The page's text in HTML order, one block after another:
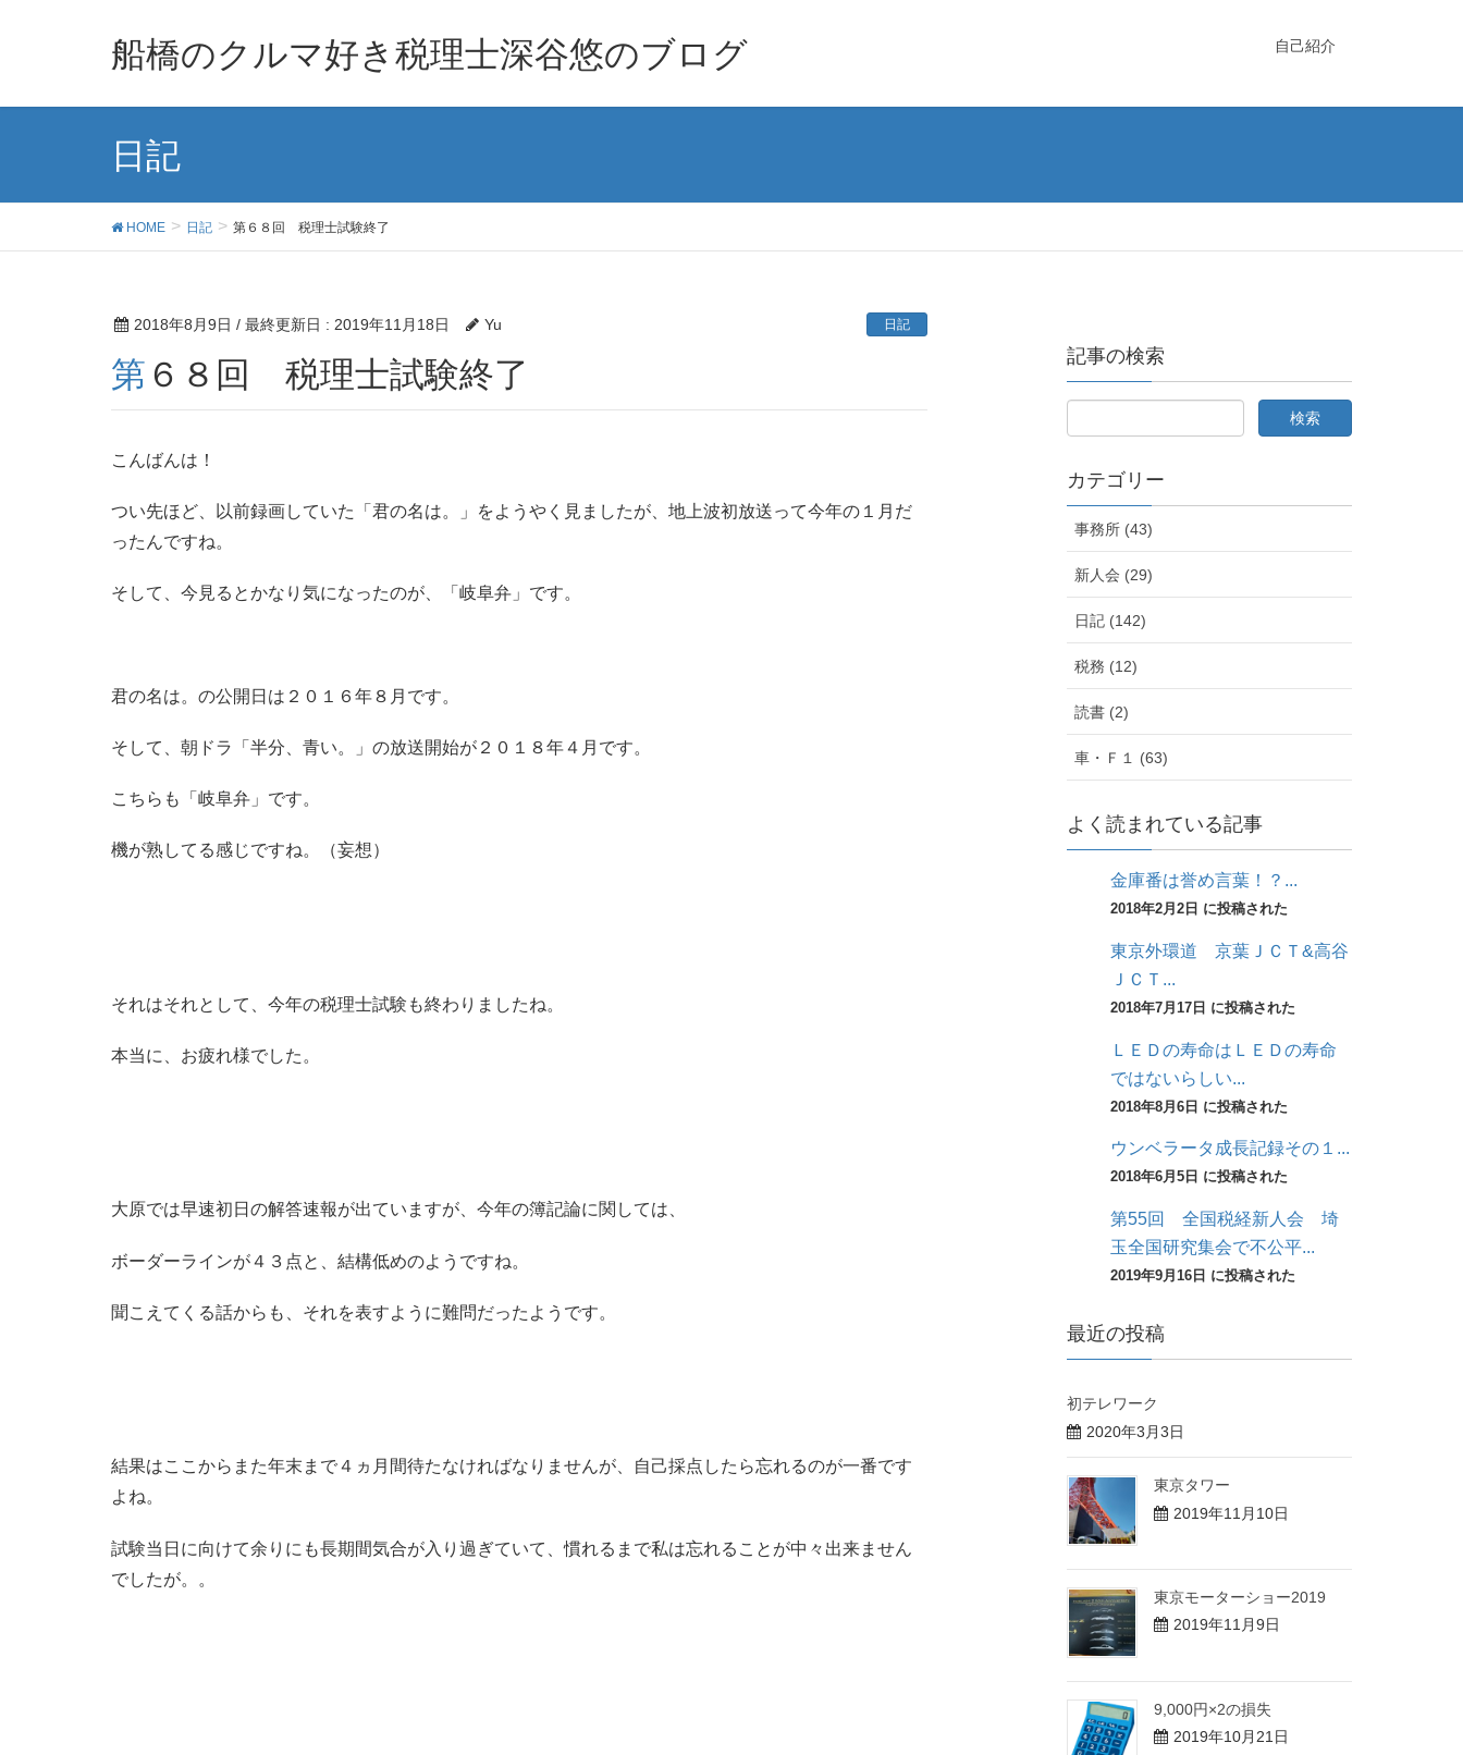
船橋のクルマ好き税理士深谷悠のブログ 自己紹介
日記
HOME 日記 第６８回 税理士試験終了
2018年8月9日 / 最終更新日 : 2019年11月18日 Yu 日記
第６８回 税理士試験終了
こんばんは！
つい先ほど、以前録画していた「君の名は。」をようやく見ましたが、地上波初放送って今年の１月だ
ったんですね。
そして、今見るとかなり気になったのが、「岐阜弁」です。
君の名は。の公開日は２０１６年８月です。
そして、朝ドラ「半分、青い。」の放送開始が２０１８年４月です。
こちらも「岐阜弁」です。
機が熟してる感じですね。（妄想）
それはそれとして、今年の税理士試験も終わりましたね。
本当に、お疲れ様でした。
大原では早速初日の解答速報が出ていますが、今年の簿記論に関しては、
ボーダーラインが４３点と、結構低めのようですね。
聞こえてくる話からも、それを表すように難問だったようです。
結果はここからまた年末まで４ヵ月間待たなければなりませんが、自己採点したら忘れるのが一番です
よね。
試験当日に向けて余りにも長期間気合が入り過ぎていて、慣れるまで私は忘れることが中々出来ません
でしたが。。
記事の検索
カテゴリー
事務所 (43)
新人会 (29)
日記 (142)
税務 (12)
読書 (2)
車・Ｆ１ (63)
よく読まれている記事
金庫番は誉め言葉！？...
2018年2月2日 に投稿された
東京外環道 京葉ＪＣＴ&高谷
ＪＣＴ...
2018年7月17日 に投稿された
ＬＥＤの寿命はＬＥＤの寿命
ではないらしい...
2018年8月6日 に投稿された
ウンベラータ成長記録その１...
2018年6月5日 に投稿された
第55回 全国税経新人会 埼
玉全国研究集会で不公平...
2019年9月16日 に投稿された
最近の投稿
初テレワーク
2020年3月3日
東京タワー
2019年11月10日
東京モーターショー2019
2019年11月9日
9,000円×2の損失
2019年10月21日